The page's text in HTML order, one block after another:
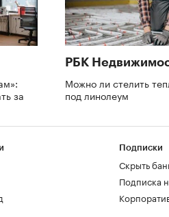
за
РБК
Можно ли стелить
под линолеум
Подписки
Скрыть
Подписка